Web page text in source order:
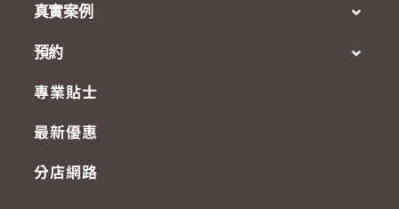
真實案例
預約
專業貼士
最新優惠
分店網路